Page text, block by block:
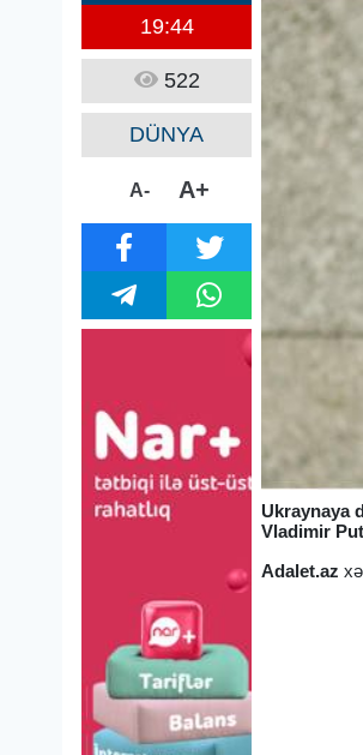
19:44
522
DÜNYA
A- A+
Ukraynaya
Vladimir
Adalet.az